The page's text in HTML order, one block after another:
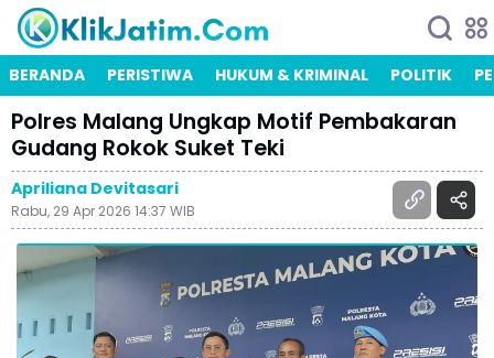
BERANDA PERISTIWA HUKUM & KRIMINAL POLITIK
Polres Malang Ungkap Motif Pembakaran
Gudang Rokok Suket Teki
Apriliana Devitasari
Rabu, 29 Apr 2026 14:37 WIB